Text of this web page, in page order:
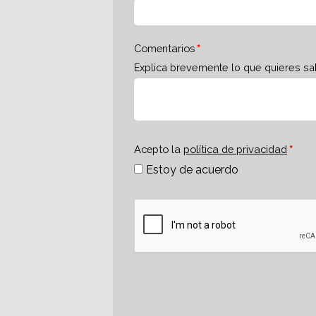
Comentarios
Explica brevemente lo que quieres
Acepto la política de privacidad
Estoy de acuerdo